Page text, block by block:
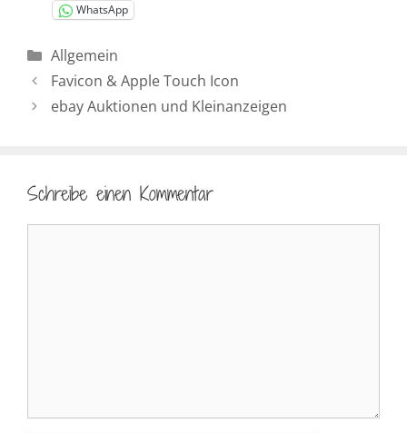
WhatsApp
Kategorien
Allgemein
Favicon & Apple Touch Icon
ebay Auktionen und Kleinanzeigen
Schreibe einen Kommentar